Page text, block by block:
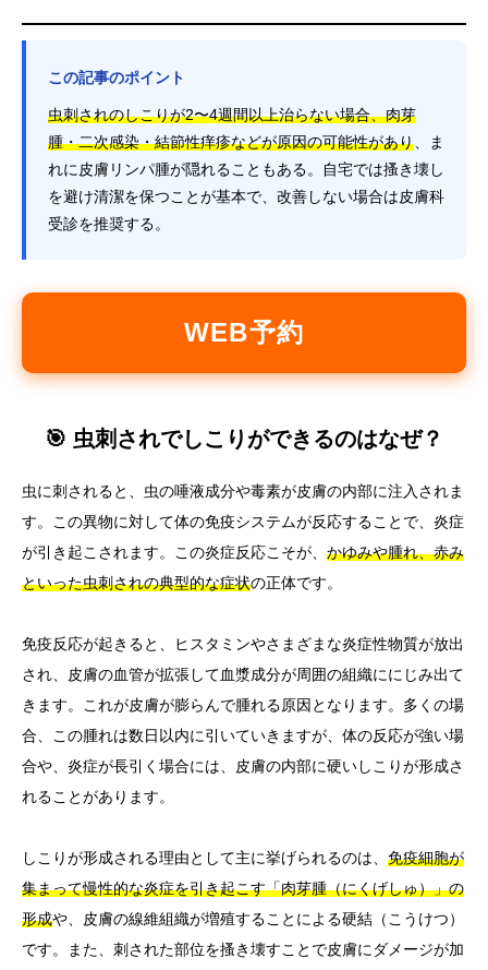
この記事のポイント
虫刺されのしこりが2〜4週間以上治らない場合、肉芽
腫・二次感染・結節性痒疹などが原因の可能性があり、ま
れに皮膚リンパ腫が隠れることもある。自宅では搔き壊し
を避け清潔を保つことが基本で、改善しない場合は皮膚科
受診を推奨する。
WEB予約
🎯 虫刺されでしこりができるのはなぜ？
虫に刺されると、虫の唾液成分や毒素が皮膚の内部に注入されま
す。この異物に対して体の免疫システムが反応することで、炎症
が引き起こされます。この炎症反応こそが、 かゆみや腫れ、赤み
といった虫刺されの典型的な症状の正体です。
免疫反応が起きると、ヒスタミンやさまざまな炎症性物質が放出
され、皮膚の血管が拡張して血漿成分が周囲の組織ににじみ出て
きます。これが皮膚が膨らんで腫れる原因となります。多くの場
合、この腫れは数日以内に引いていきますが、体の反応が強い場
合や、炎症が長引く場合には、皮膚の内部に硬いしこりが形成さ
れることがあります。
しこりが形成される理由として主に挙げられるのは、 免疫細胞が
集まって慢性的な炎症を引き起こす「肉芽腫（にくげしゅ）」の
形成や、皮膚の線維組織が増殖することによる硬結（こうけつ）
です。また、刺された部位を搔き壊すことで皮膚にダメージが加